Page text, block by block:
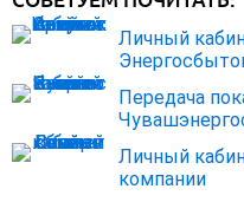
Личный
Передача
Личный
компании